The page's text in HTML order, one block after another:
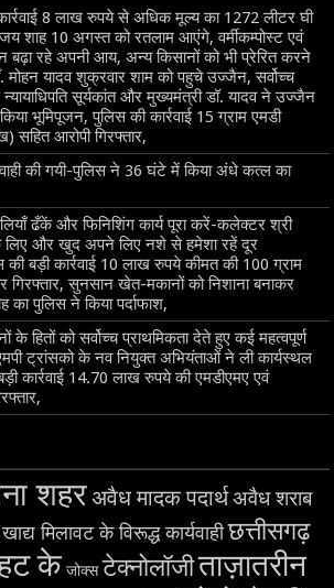
कार्रवाई 8 लाख रुपये से अधिक मूल्य का 1272 लीटर घी
शाह 10 अगस्त को रतलाम आएंगे, वर्मीकम्पोस्ट एवं
बढ़ा रहे अपनी आय, अन्य किसानों को भी प्रेरित करने
मोहन यादव शुक्रवार शाम को पहुचे उज्जैन, सर्वोच्च
न्यायाधिपति सूर्यकांत और मुख्यमंत्री डॉ. यादव ने उज्जैन
भूमिपूजन, पुलिस की कार्रवाई 15 ग्राम एमडी
आरोपी गिरफ्तार,
की गयी-पुलिस ने 36 घंटे में किया अंधे कत्ल का
ढँकें और फिनिशिंग कार्य पूरा करें-कलेक्टर श्री
लिए और खुद अपने लिए नशे से हमेशा रहें दूर
की बड़ी कार्रवाई 10 लाख रुपये कीमत की 100 ग्राम
सुनसान खेत-मकानों को निशाना बनाकर
का पुलिस ने किया पर्दाफाश,
हितों को सर्वोच्च प्राथमिकता देते हुए कई महत्वपूर्ण
ट्रांसको के नव नियुक्त अभियंताओं ने ली कार्यस्थल
कार्रवाई 14.70 लाख रुपये की एमडीएमए एवं
शहरअवैध मादक पदार्थअवैध शराब
खाद्य मिलावट के विरूद्ध कार्यवाहीछत्तीसगढ़
के जोक्स टेक्नोलॉजीताज़ातरीन